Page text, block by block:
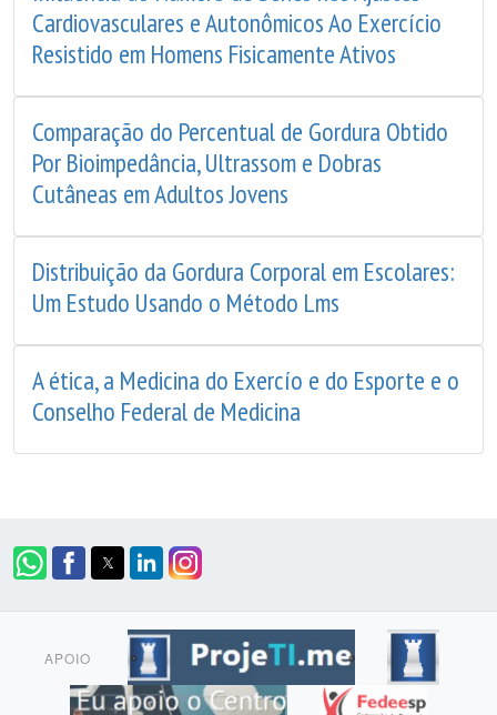
Cardiovasculares e Autonômicos Ao Exercício
Resistido em Homens Fisicamente Ativos
Comparação do Percentual de Gordura Obtido
Por Bioimpedância, Ultrassom e Dobras
Cutâneas em Adultos Jovens
Distribuição da Gordura Corporal em Escolares:
Um Estudo Usando o Método Lms
A ética, a Medicina do Exercío e do Esporte e o
Conselho Federal de Medicina
APOIO